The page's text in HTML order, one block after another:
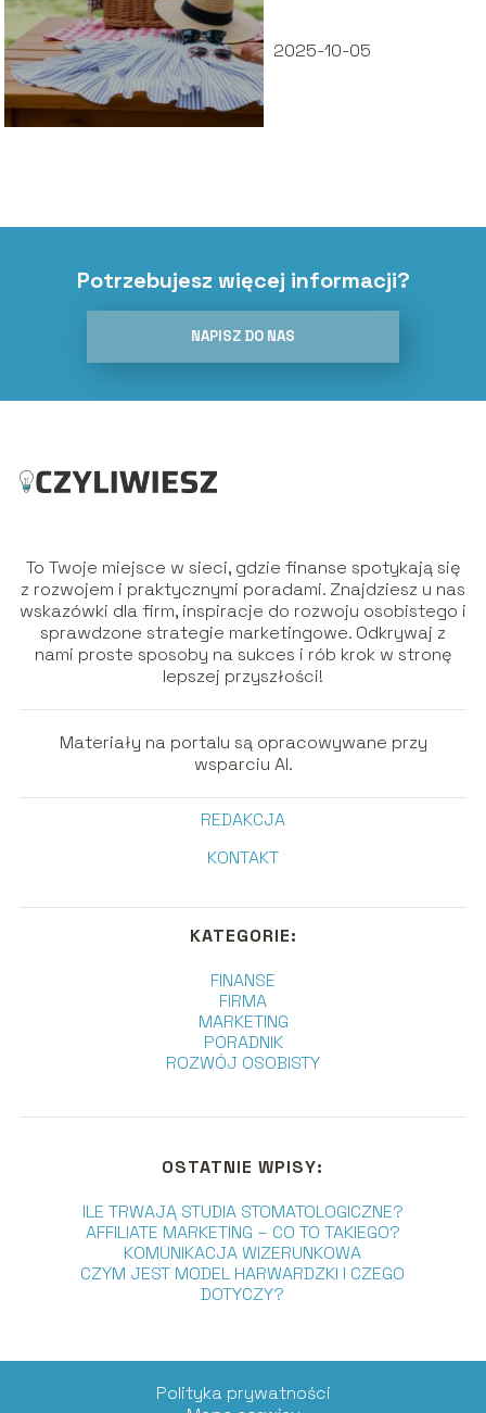
2025-10-05
Potrzebujesz więcej informacji?
NAPISZ DO NAS
To Twoje miejsce w sieci, gdzie finanse spotykają się
z rozwojem i praktycznymi poradami. Znajdziesz u nas
wskazówki dla firm, inspiracje do rozwoju osobistego i
sprawdzone strategie marketingowe. Odkrywaj z
nami proste sposoby na sukces i rób krok w stronę
lepszej przyszłości!
Materiały na portalu są opracowywane przy
wsparciu AI.
REDAKCJA
KONTAKT
KATEGORIE:
FINANSE
FIRMA
MARKETING
PORADNIK
ROZWÓJ OSOBISTY
OSTATNIE WPISY:
ILE TRWAJĄ STUDIA STOMATOLOGICZNE?
AFFILIATE MARKETING – CO TO TAKIEGO?
KOMUNIKACJA WIZERUNKOWA
CZYM JEST MODEL HARWARDZKI I CZEGO
DOTYCZY?
Polityka prywatności